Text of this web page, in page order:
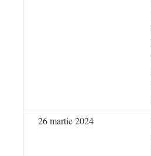
26 martie 2024